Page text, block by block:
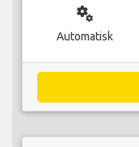
miscellaneous_services
Automatisk